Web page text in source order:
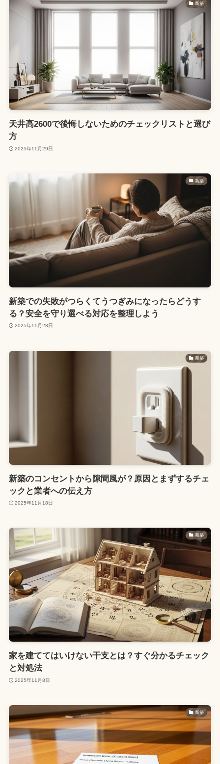
新築
天井高2600で後悔しないためのチェックリストと選び
方
2025年11月29日
新築
新築での失敗がつらくてうつぎみになったらどうす
る？安全を守り選べる対応を整理しよう
2025年11月28日
新築
新築のコンセントから隙間風が？原因とまずするチェ
ックと業者への伝え方
2025年11月18日
新築
家を建ててはいけない干支とは？すぐ分かるチェック
と対処法
2025年11月8日
新築